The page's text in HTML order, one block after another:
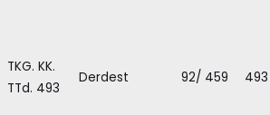
TKG. KK.
TTd. 493
Derdest 92/ 459 493